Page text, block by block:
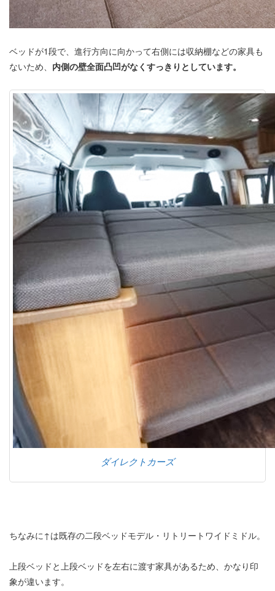
ベッドが1段で、進行方向に向かって右側には収納棚などの家具も
ないため、 内側の壁全面凸凹がなくすっきりとしています。
ダイレクトカーズ
ちなみに↑は既存の二段ベッドモデル・リトリートワイドミドル。
上段ベッドと上段ベッドを左右に渡す家具があるため、かなり印
象が違います。